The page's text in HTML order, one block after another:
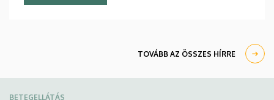
Fesztiválon. A Debreceni Egyetem Klinikai
Egyetem téren felállított faházaknál, illetve a
Központban.
TOVÁBB AZ ÖSSZES HÍRRE
BETEGELLÁTÁS